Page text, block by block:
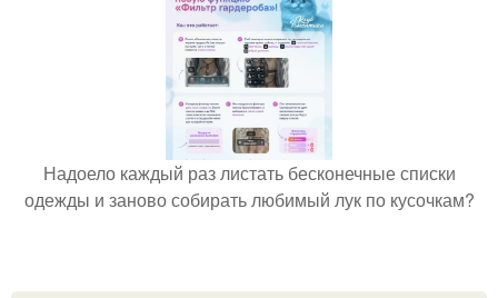
Надоело каждый раз листать бесконечные списки
одежды и заново собирать любимый лук по кусочкам?